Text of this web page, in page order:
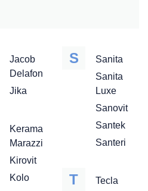
Jacob
Delafon
Jika
Kerama
Marazzi
Kirovit
Kolo
S
Sanita
Sanita
Luxe
Sanovit
Santek
Santeri
T Tecla